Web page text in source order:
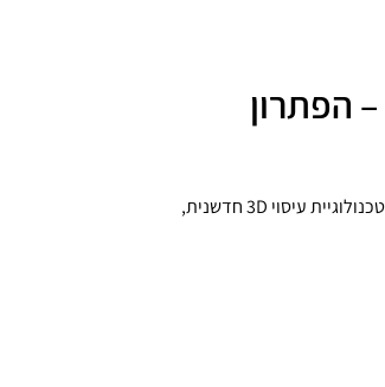
הפתרון
המכשיר המתקדם שלנו מציע פתרון מהפכני לטיפול בצלוליט ושריפת שומנים בגוף. עם טכנולוגיית עיסוי 3D חדשנית,